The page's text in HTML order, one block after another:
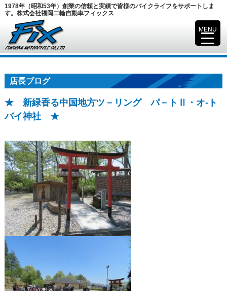
1978年（昭和53年）創業の信頼と実績で皆様のバイクライフをサポートしま
す。株式会社福岡二輪自動車フィックス
店長ブログ
★ 新緑香る中国地方ツ－リング パ－トⅡ・オ-ト
バイ神社 ★
MENU
▼